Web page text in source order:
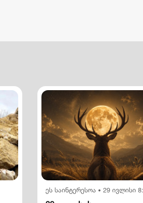
ეს საინტერესოა • 29 ივლისი